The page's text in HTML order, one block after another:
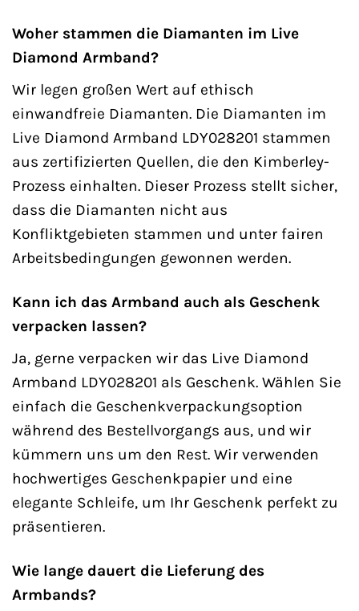
Woher stammen die Diamanten im Live
Diamond Armband?
Wir legen großen Wert auf ethisch
einwandfreie Diamanten. Die Diamanten im
Live Diamond Armband LDY028201 stammen
aus zertifizierten Quellen, die den Kimberley-
Prozess einhalten. Dieser Prozess stellt sicher,
dass die Diamanten nicht aus
Konfliktgebieten stammen und unter fairen
Arbeitsbedingungen gewonnen werden.
Kann ich das Armband auch als Geschenk
verpacken lassen?
Ja, gerne verpacken wir das Live Diamond
Armband LDY028201 als Geschenk. Wählen Sie
einfach die Geschenkverpackungsoption
während des Bestellvorgangs aus, und wir
kümmern uns um den Rest. Wir verwenden
hochwertiges Geschenkpapier und eine
elegante Schleife, um Ihr Geschenk perfekt zu
präsentieren.
Wie lange dauert die Lieferung des
Armbands?